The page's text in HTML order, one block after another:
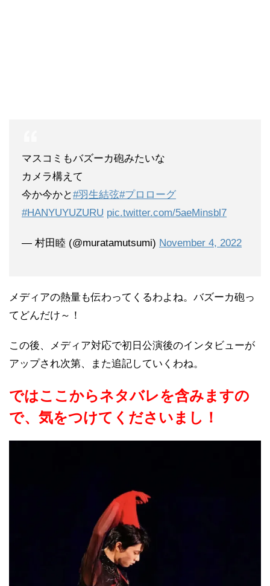
マスコミもバズーカ砲みたいな
カメラ構えて
今か今かと#羽生結弦#プロローグ
#HANYUYUZURU pic.twitter.com/5aeMinsbl7
— 村田睦 (@muratamutsumi) November 4, 2022
メディアの熱量も伝わってくるわよね。バズーカ砲っ
てどんだけ～！
この後、メディア対応で初日公演後のインタビューが
アップされ次第、また追記していくわね。
ではここからネタバレを含みますの
で、気をつけてくださいまし！